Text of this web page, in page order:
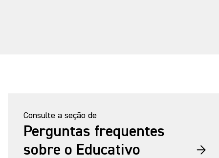
Consulte a seção de
Perguntas frequentes
sobre o Educativo